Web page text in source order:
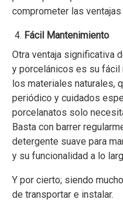
comprometer las
Fácil Mantenimiento
Otra ventaja significativa
y porcelánicos es su fácil
los materiales naturales,
periódico y cuidados
porcelanatos solo
Basta con barrer
detergente suave para
y su funcionalidad a lo
Y por cierto; siendo
de transportar e instalar.